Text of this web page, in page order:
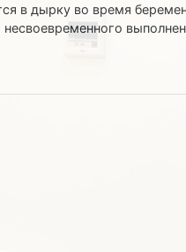
в дырку во время